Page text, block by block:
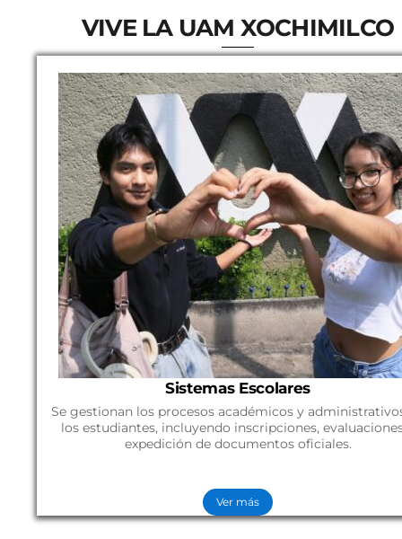
VIVE LA UAM XOCHIMILCO
Sistemas Escolares
Se gestionan los procesos académicos y
los estudiantes, incluyendo inscripciones,
expedición de documentos oficiales.
Ver más